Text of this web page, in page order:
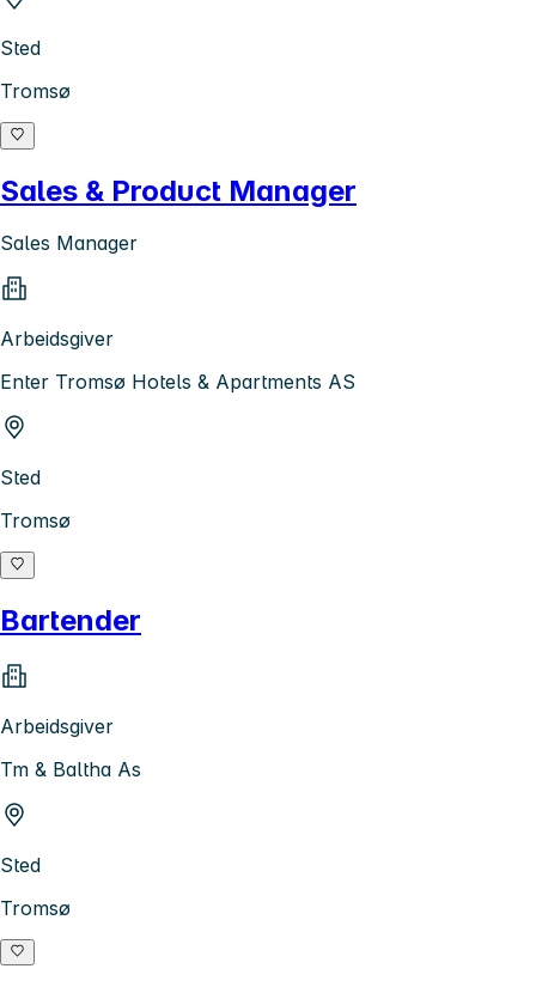
Sted
Tromsø
Sales & Product Manager
Sales Manager
Arbeidsgiver
Enter Tromsø Hotels & Apartments AS
Sted
Tromsø
Bartender
Arbeidsgiver
Tm & Baltha As
Sted
Tromsø